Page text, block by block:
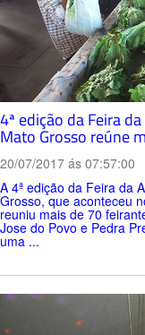
4ª edição da Feira
Mato Grosso reúne
20/07/2017 ás 07:57:00
A 4ª edição da Feira da
Grosso, que aconteceu
reuniu mais de 70
Jose do Povo e Pedra
uma ...